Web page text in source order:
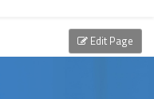
Edit Page